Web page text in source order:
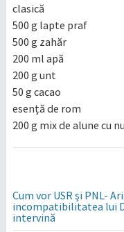
clasică
500 g lapte praf
500 g zahăr
200 ml apă
200 g unt
50 g cacao
esență de rom
200 g mix de alune cu
Cum vor USR şi PNL-
incompatibilitatea lui
intervină